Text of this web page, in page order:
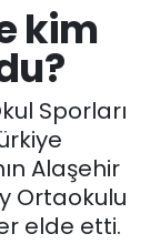
kim
Sporları
Alaşehir
Ortaokulu
elde etti.